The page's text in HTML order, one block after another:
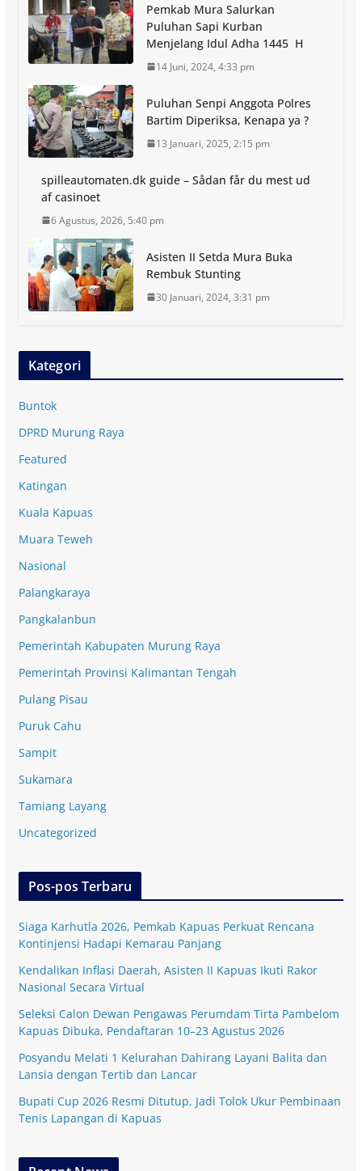
Pemkab Mura Salurkan
Puluhan Sapi Kurban
Menjelang Idul Adha 1445 H
14 Juni, 2024, 4:33 pm
Puluhan Senpi Anggota Polres
Bartim Diperiksa, Kenapa ya ?
13 Januari, 2025, 2:15 pm
spilleautomaten.dk guide – Sådan får du mest ud
af casinoet
6 Agustus, 2026, 5:40 pm
Asisten II Setda Mura Buka
Rembuk Stunting
30 Januari, 2024, 3:31 pm
Kategori
Buntok
DPRD Murung Raya
Featured
Katingan
Kuala Kapuas
Muara Teweh
Nasional
Palangkaraya
Pangkalanbun
Pemerintah Kabupaten Murung Raya
Pemerintah Provinsi Kalimantan Tengah
Pulang Pisau
Puruk Cahu
Sampit
Sukamara
Tamiang Layang
Uncategorized
Pos-pos Terbaru
Siaga Karhutla 2026, Pemkab Kapuas Perkuat Rencana
Kontinjensi Hadapi Kemarau Panjang
Kendalikan Inflasi Daerah, Asisten II Kapuas Ikuti Rakor
Nasional Secara Virtual
Seleksi Calon Dewan Pengawas Perumdam Tirta Pambelom
Kapuas Dibuka, Pendaftaran 10–23 Agustus 2026
Posyandu Melati 1 Kelurahan Dahirang Layani Balita dan
Lansia dengan Tertib dan Lancar
Bupati Cup 2026 Resmi Ditutup, Jadi Tolok Ukur Pembinaan
Tenis Lapangan di Kapuas